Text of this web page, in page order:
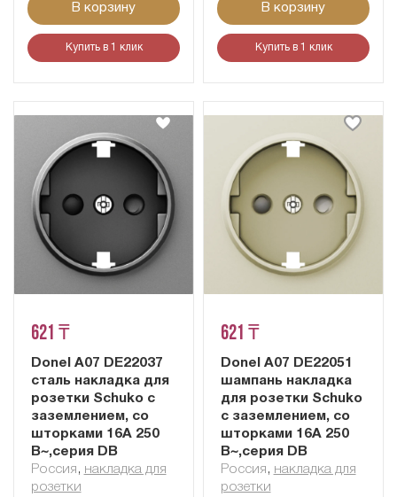
В корзину
Купить в 1 клик
В корзину
Купить в 1 клик
621 ₸
Donel A07 DE22037
сталь накладка для
розетки Schuko с
заземлением, со
шторками 16A 250
В~,серия DB
Россия , накладка для
розетки
621 ₸
Donel A07 DE22051
шампань накладка
для розетки Schuko
с заземлением, со
шторками 16A 250
В~,серия DB
Россия , накладка для
розетки